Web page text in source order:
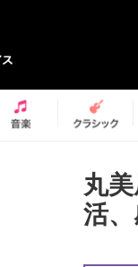
丸
活